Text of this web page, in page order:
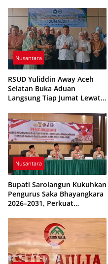
Nusantara
RSUD Yuliddin Away Aceh
Selatan Buka Aduan
Langsung Tiap Jumat Lewat
Nusantara
Bupati Sarolangun Kukuhkan
Pengurus Saka Bhayangkara
2026–2031, Perkuat
Generasi Muda